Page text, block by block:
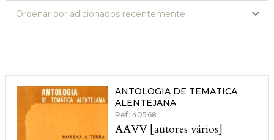
ANTOLOGIA DE TEMATICA
ALENTEJANA
Ref: 40568
AAVV [autores vários]